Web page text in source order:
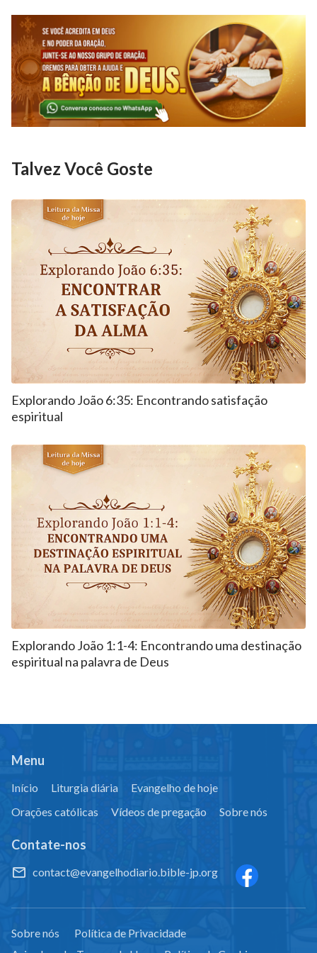
não são o Teu abandono, mas sim o Teu amor e bênção
sobre nós. Que possamos experimentar a Tua
soberania nas provações e nos tornarmos mais
completos através do crescimento da nossa fé.
Amém!
Talvez Você Goste
Explorando João 6:35: Encontrando satisfação
espiritual
Explorando João 1:1-4: Encontrando uma destinação
espiritual na palavra de Deus
Menu
Início Liturgia diária
Evangelho de hoje
Orações católicas
Vídeos de pregação Sobre nós
Contate-nos
contact@evangelhodiario.bible-jp.org
Sobre nós
Política de Privacidade